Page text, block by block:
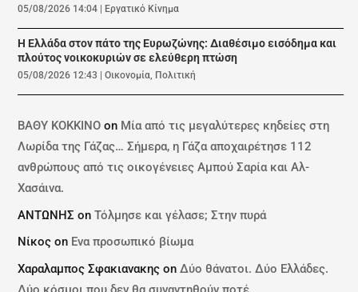
05/08/2026 14:04 Εργατικό Κίνημα
Η Ελλάδα στον πάτο της Ευρωζώνης: Διαθέσιμο εισόδημα και
πλούτος νοικοκυριών σε ελεύθερη πτώση
05/08/2026 12:43 |Οικονομία, Πολιτική
ΒΑΘΥ ΚΟΚΚΙΝΟ on Μία από τις μεγαλύτερες κηδείες στη
Λωρίδα της Γάζας… Σήμερα, η Γάζα αποχαιρέτησε 112
ανθρώπους από τις οικογένειες Αμπού Σαρία και Αλ-
Χασάινα.
ΑΝΤΩΝΗΣ onΤόλμησε και γέλασε; Στην πυρά
Νίκος on Ενα προσωπικό βίωμα
Χαραλαμπος Σφακιανακης onΔύο θάνατοι. Δύο Ελλάδες.